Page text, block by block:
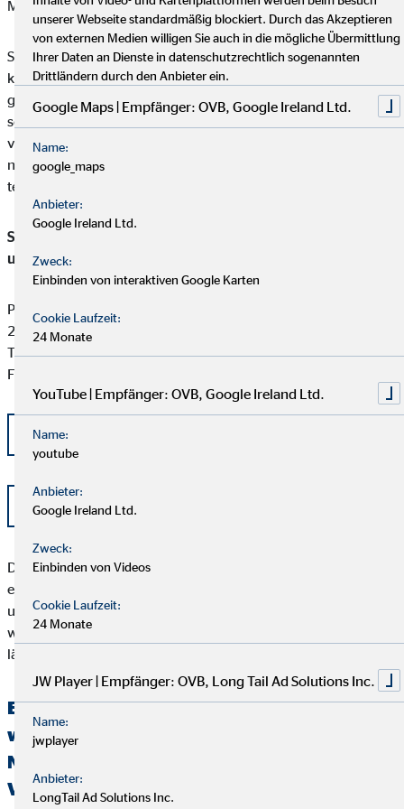
Mail:beschwerden@ovb.de
Sofern im Falle einer Kundenbeschwerde ausnahmsweise
keine einvernehmliche Lösung mit unserem Unternehmen
gefunden werden kann, ist unser Unternehmen bereit und
sofern die Kundenbeschwerde Versicherungsprodukte betrifft,
verpflichtet, an einem Streitbeilegungsverfahren vor der
nachstehenden anerkannten Verbraucherschlichtungsstelle
teilzunehmen:
Schlichtungsstelle für gewerbliche Versicherungs-, Anlage-
und Kreditvermittlung
Postfach 101424
20009 Hamburg
Tel: +49 (0) 40 -696 508 - 90
Fax: +49 (0) 40 - 696 508 -91
kontakt@schlichtung-finanzberatung.de
www.schlichtung-finanzberatung.de
Der Kunde sollte beachten, dass das Schlichtungsverfahren
erst angerufen werden kann, wenn seiner Beschwerde durch
unser Unternehmen nicht zu seiner Zufriedenheit abgeholfen
werden konnte, oder unser Unternehmen seine Beschwerde
länger als zwei Monate nicht bearbeitet hat.
Erklärung über die Berücksichtigung der
wichtigsten nachteiligen Auswirkungen auf
Nachhaltigkeitsfaktoren bei der
Versicherungs- und Finanzanlagenberatung
unserer Webseite standardmäßig blockiert. Durch das Akzeptieren
von externen Medien willigen Sie auch in die mögliche Übermittlung
Ihrer Daten an Dienste in datenschutzrechtlich sogenannten
Drittländern durch den Anbieter ein.
Google Maps | Empfänger: OVB, Google Ireland Ltd.
Name:
google_maps
Anbieter:
Google Ireland Ltd.
Zweck:
Einbinden von interaktiven Google Karten
Cookie Laufzeit:
24 Monate
YouTube | Empfänger: OVB, Google Ireland Ltd.
Name:
youtube
Anbieter:
Google Ireland Ltd.
Zweck:
Einbinden von Videos
Cookie Laufzeit:
24 Monate
JW Player | Empfänger: OVB, Long Tail Ad Solutions Inc.
Name:
jwplayer
Anbieter:
LongTail Ad Solutions Inc.